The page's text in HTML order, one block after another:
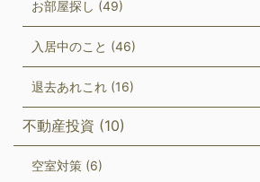
お部屋探し (49)
入居中のこと (46)
退去あれこれ (16)
不動産投資 (10)
空室対策 (6)